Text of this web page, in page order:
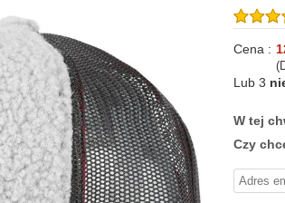
Cena :
Lub 3
W tej
Czy